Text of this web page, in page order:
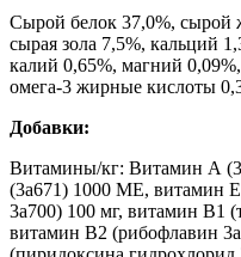
Сырой белок 37,0%, сырой
сырая зола 7,5%, кальций
калий 0,65%, магний
омега-3 жирные кислоты
Добавки:
Витамины/кг: Витамин А
(3a671) 1000 МЕ, витамин Е
3a700) 100 мг, витамин В1
витамин В2 (рибофлавин